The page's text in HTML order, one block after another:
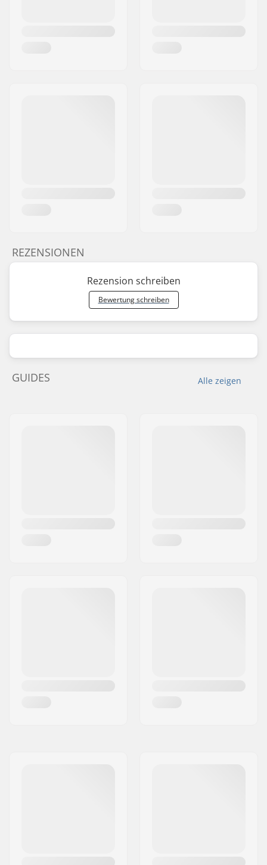
REZENSIONEN
Rezension schreiben
Bewertung schreiben
Alle zeigen
GUIDES